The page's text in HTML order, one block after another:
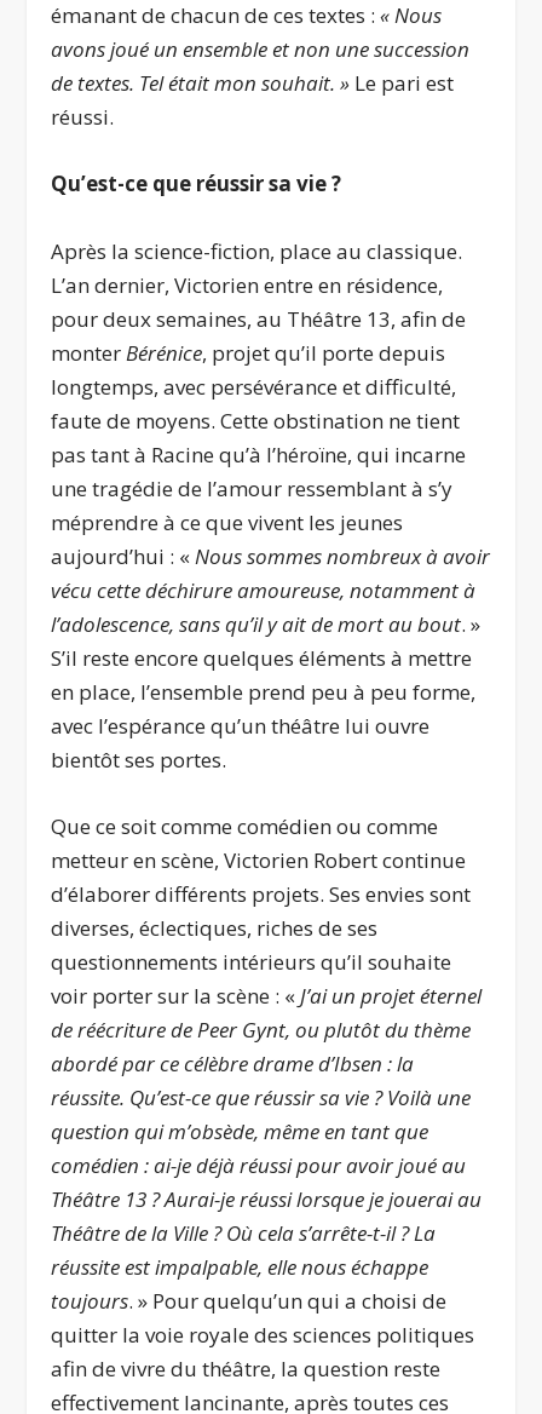
émanant de chacun de ces textes :« Nous
avons joué un ensemble et non une succession
de textes. Tel était mon souhait. » Le pari est
réussi.
Qu’est-ce que réussir sa vie ?
Après la science-fiction, place au classique.
L’an dernier, Victorien entre en résidence,
pour deux semaines, au Théâtre 13, afin de
monter Bérénice, projet qu’il porte depuis
longtemps, avec persévérance et difficulté,
faute de moyens. Cette obstination ne tient
pas tant à Racine qu’à l’héroïne, qui incarne
une tragédie de l’amour ressemblant à s’y
méprendre à ce que vivent les jeunes
aujourd’hui : « Nous sommes nombreux à avoir
vécu cette déchirure amoureuse, notamment à
l’adolescence, sans qu’il y ait de mort au bout. »
S’il reste encore quelques éléments à mettre
en place, l’ensemble prend peu à peu forme,
avec l’espérance qu’un théâtre lui ouvre
bientôt ses portes.
Que ce soit comme comédien ou comme
metteur en scène, Victorien Robert continue
d’élaborer différents projets. Ses envies sont
diverses, éclectiques, riches de ses
questionnements intérieurs qu’il souhaite
voir porter sur la scène : «J’ai un projet éternel
de réécriture de Peer Gynt, ou plutôt du thème
abordé par ce célèbre drame d’Ibsen : la
réussite. Qu’est-ce que réussir sa vie ? Voilà une
question qui m’obsède, même en tant que
comédien : ai-je déjà réussi pour avoir joué au
Théâtre 13 ? Aurai-je réussi lorsque je jouerai au
Théâtre de la Ville ? Où cela s’arrête-t-il ? La
réussite est impalpable, elle nous échappe
toujours. » Pour quelqu’un qui a choisi de
quitter la voie royale des sciences politiques
afin de vivre du théâtre, la question reste
effectivement lancinante, après toutes ces